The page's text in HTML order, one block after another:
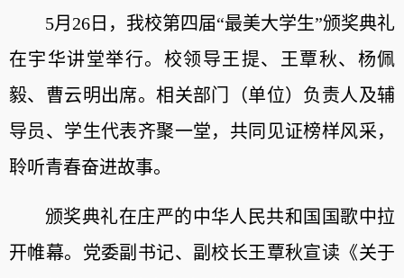
5月26日，我校第四届“最美大学生”颁奖典礼
在宇华讲堂举行。校领导王提、王覃秋、杨佩
毅、曹云明出席。相关部门 （单位） 负责人及辅
导员、 学生代表齐聚一堂，共同见证榜样风采，
聆听青春奋进故事。
颁奖典礼在庄严的中华人民共和国国歌中拉
开帷幕。党委副书记、副校长王覃秋宣读《关于